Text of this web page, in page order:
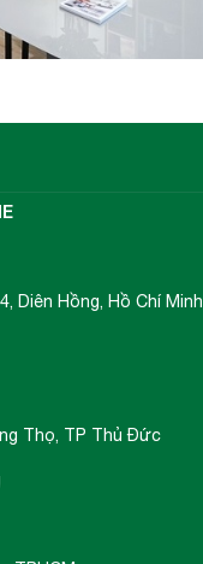
Diên Hồng, Hồ Chí Minh
Thọ, TP Thủ Đức